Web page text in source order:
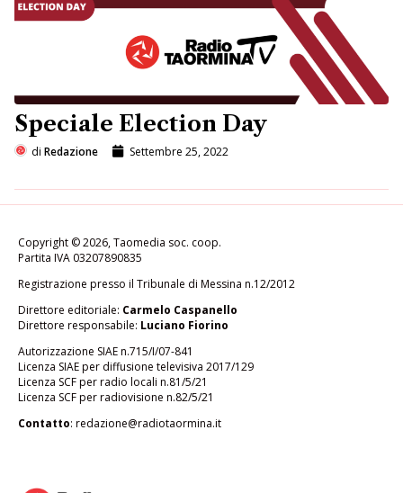
Speciale Election Day
di Redazione Settembre 25, 2022
Copyright © 2026, Taomedia soc. coop.
Partita IVA 03207890835
Registrazione presso il Tribunale di Messina n.12/2012
Direttore editoriale: Carmelo Caspanello
Direttore responsabile: Luciano Fiorino
Autorizzazione SIAE n.715/I/07-841
Licenza SIAE per diffusione televisiva 2017/129
Licenza SCF per radio locali n.81/5/21
Licenza SCF per radiovisione n.82/5/21
Contatto: redazione@radiotaormina.it